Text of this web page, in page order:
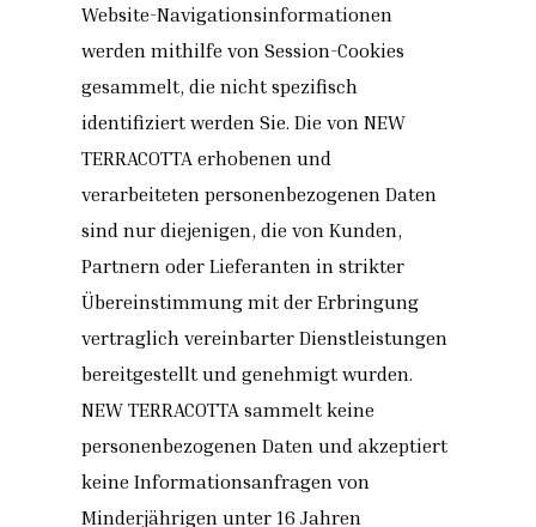
Website-Navigationsinformationen
werden mithilfe von Session-Cookies
gesammelt, die nicht spezifisch
identifiziert werden Sie. Die von NEW
TERRACOTTA erhobenen und
verarbeiteten personenbezogenen Daten
sind nur diejenigen, die von Kunden,
Partnern oder Lieferanten in strikter
Übereinstimmung mit der Erbringung
vertraglich vereinbarter Dienstleistungen
bereitgestellt und genehmigt wurden.
NEW TERRACOTTA sammelt keine
personenbezogenen Daten und akzeptiert
keine Informationsanfragen von
Minderjährigen unter 16 Jahren